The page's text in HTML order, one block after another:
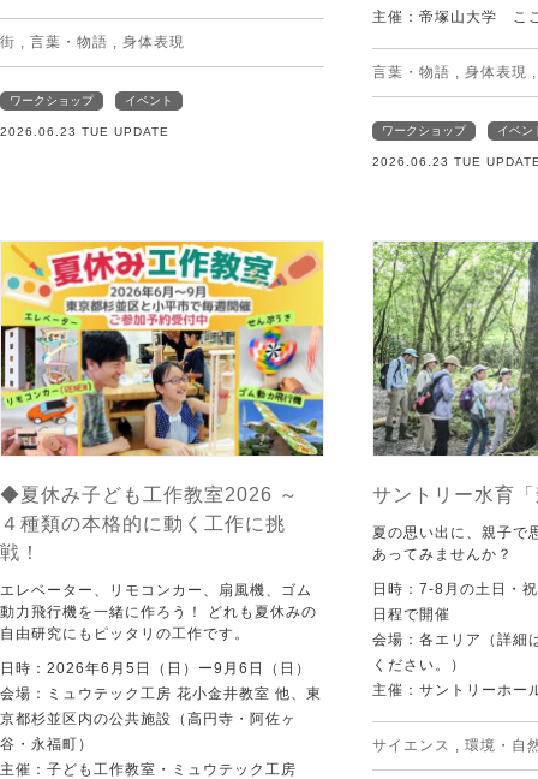
街 言葉・物語 身体表現
ワークショップ イベント
2026.06.23 TUE UPDATE
主催：帝塚山大学 こ
言葉・物語 身体表現
ワークショップ イベン
2026.06.23 TUE
◆夏休み子ども工作教室2026 ～
４種類の本格的に動く工作に挑
戦！
エレベーター、リモコンカー、扇風機、ゴム
動力飛行機を一緒に作ろう！ どれも夏休みの
自由研究にもピッタリの工作です。
日時：2026年6月5日（日）ー9月6日（日）
会場：ミュウテック工房 花小金井教室 他、東
京都杉並区内の公共施設（高円寺・阿佐ヶ
谷・永福町）
主催：子ども工作教室・ミュウテック工房
サントリー水育
夏の思い出に、親子で
あってみませんか？
日時：7-8月の土日・
日程で開催
会場：各エリア（詳細
ください。）
主催：サントリーホー
サイエンス 環境・自